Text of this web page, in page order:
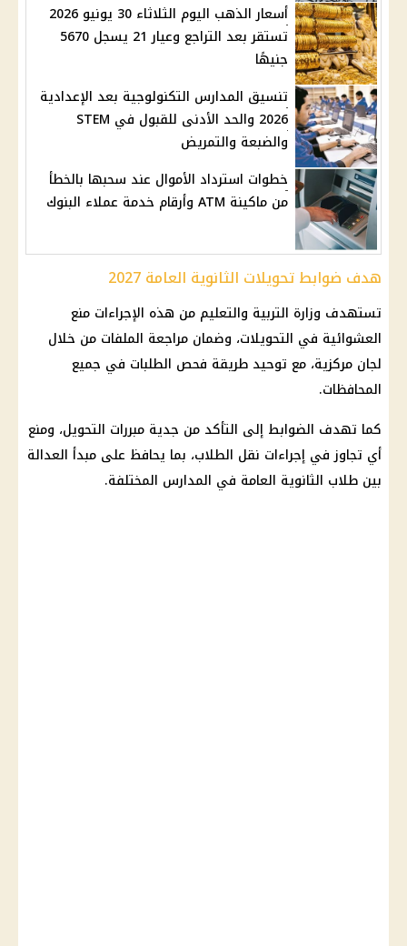
أسعار الذهب اليوم الثلاثاء 30 يونيو 2026
تستقر بعد التراجع وعيار 21 يسجل 5670
جنيهًا
تنسيق المدارس التكنولوجية بعد الإعدادية
2026 والحد الأدنى للقبول في STEM
والضبعة والتمريض
خطوات استرداد الأموال عند سحبها بالخطأ
من ماكينة ATM وأرقام خدمة عملاء البنوك
هدف ضوابط تحويلات الثانوية العامة 2027
تستهدف وزارة التربية والتعليم من هذه الإجراءات منع
العشوائية في التحويلات، وضمان مراجعة الملفات من خلال
لجان مركزية، مع توحيد طريقة فحص الطلبات في جميع
المحافظات.
كما تهدف الضوابط إلى التأكد من جدية مبررات التحويل، ومنع
أي تجاوز في إجراءات نقل الطلاب، بما يحافظ على مبدأ العدالة
بين طلاب الثانوية العامة في المدارس المختلفة.